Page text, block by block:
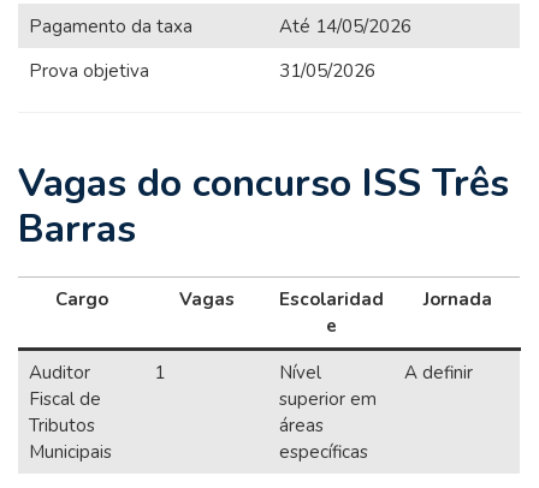
Pagamento da taxa
Até 14/05/2026
Prova objetiva
31/05/2026
Vagas do concurso ISS Três
Barras
Cargo Vagas
Escolaridad
e
Jornada
Auditor
Fiscal de
Tributos
Municipais
1
Nível
superior em
áreas
específicas
A definir